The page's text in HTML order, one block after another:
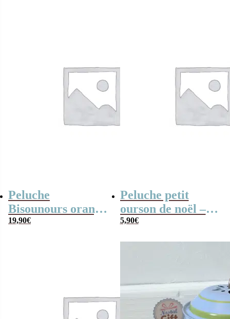
Peluche
Bisounours orange
(21cm) – Version
19,90€
Peluche petit
ourson de noël –
Chaussette de noël
5,90€